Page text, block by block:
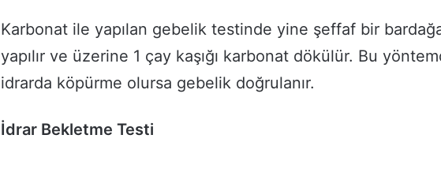
Karbonat ile yapılan gebelik testinde yine şeffaf bir
yapılır ve üzerine 1 çay kaşığı karbonat dökülür. Bu
idrarda köpürme olursa gebelik doğrulanır.
İdrar Bekletme Testi